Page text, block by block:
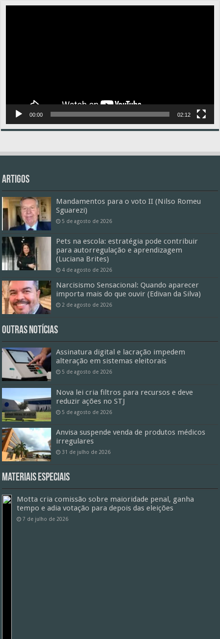
00:00 02:12
Artigos
Mandamentos para o voto II (Nilso Romeu
Sguarezi)
5 de agosto de 2026
Pets na escola: estratégia pode contribuir
para autorregulação e aprendizagem
(Luciana Brites)
4 de agosto de 2026
Narcisismo Sensacional: Quando aparecer
importa mais do que ouvir (Edivan da Silva)
2 de agosto de 2026
Outras Notícias
Assinatura digital e lacração impedem
alteração em sistemas eleitorais
5 de agosto de 2026
Nova lei cria filtros para recursos e deve
reduzir ações no STJ
5 de agosto de 2026
Anvisa suspende venda de produtos médicos
irregulares
31 de julho de 2026
Materiais especiais
Motta cria comissão sobre maioridade penal, ganha
tempo e adia votação para depois das eleições
7 de julho de 2026